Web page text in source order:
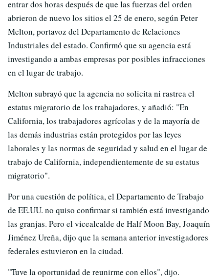
entrar dos horas después de que las fuerzas del orden
abrieron de nuevo los sitios el 25 de enero, según Peter
Melton, portavoz del Departamento de Relaciones
Industriales del estado. Confirmó que su agencia está
investigando a ambas empresas por posibles infracciones
en el lugar de trabajo.
Melton subrayó que la agencia no solicita ni rastrea el
estatus migratorio de los trabajadores, y añadió: "En
California, los trabajadores agrícolas y de la mayoría de
las demás industrias están protegidos por las leyes
laborales y las normas de seguridad y salud en el lugar de
trabajo de California, independientemente de su estatus
migratorio".
Por una cuestión de política, el Departamento de Trabajo
de EE.UU. no quiso confirmar si también está investigando
las granjas. Pero el vicealcalde de Half Moon Bay, Joaquín
Jiménez Ureña, dijo que la semana anterior investigadores
federales estuvieron en la ciudad.
"Tuve la oportunidad de reunirme con ellos", dijo.